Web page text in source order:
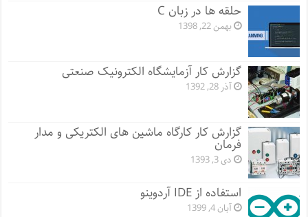
حلقه ها در زبان C
بهمن 22, 1398
گزارش کار آزمایشگاه الکترونیک صنعتی
آذر 28, 1392
گزارش کار کارگاه ماشین های الکتریکی و مدار
فرمان
دی 3, 1393
استفاده از IDE آردوینو
آبان 4, 1399